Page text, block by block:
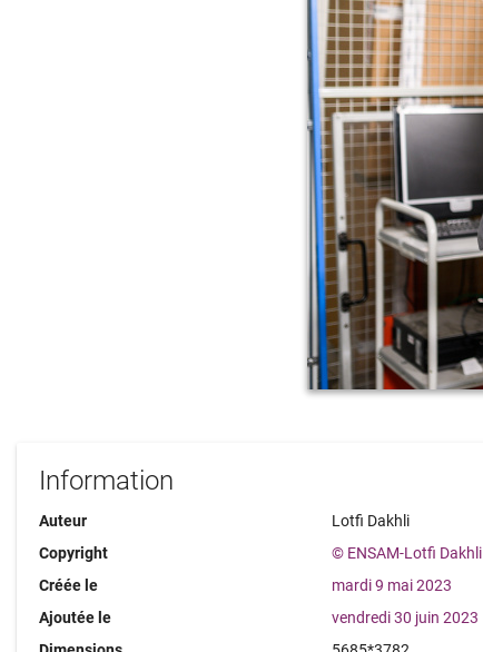
Information
Auteur
Lotfi Dakhli
Copyright
© ENSAM-Lotfi Dakhli
Créée le
mardi 9 mai 2023
Ajoutée le
vendredi 30 juin 2023